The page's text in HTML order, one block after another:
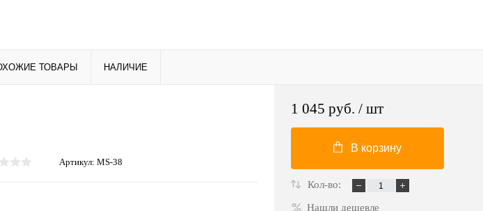
ТОВАРЫ НАЛИЧИЕ
Артикул: MS-38
1 045 руб. / шт
В корзину
Кол-во:
Нашли дешевле